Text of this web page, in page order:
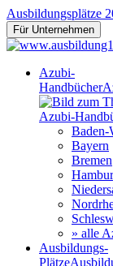
Ausbildungsplätze
Für Unternehmen
Azubi-
Handbücher
Azubi-
Baden-
Bayern
Bremen
» alle
Ausbildungs-
Plätze